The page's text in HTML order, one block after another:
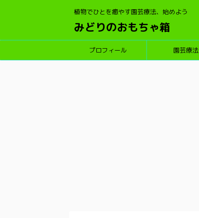
植物でひとを癒やす園芸療法、始めよう
みどりのおもちゃ箱
プロフィール 園芸療法